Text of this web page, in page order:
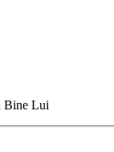
Bine Lui